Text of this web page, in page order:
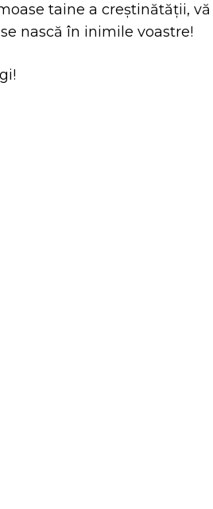
taine a creștinătății,
nască în inimile voastre!